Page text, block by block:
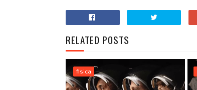
RELATED POSTS
fisica